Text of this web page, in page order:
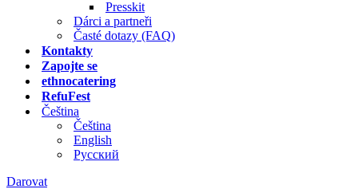
Presskit
Dárci a partneři
Časté dotazy (FAQ)
Kontakty
Zapojte se
ethnocatering
RefuFest
Čeština
Čeština
English
Русский
Darovat